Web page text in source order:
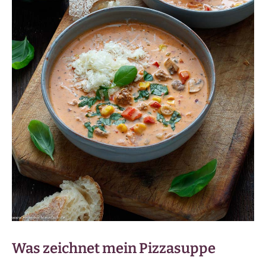
Was zeichnet mein Pizzasuppe